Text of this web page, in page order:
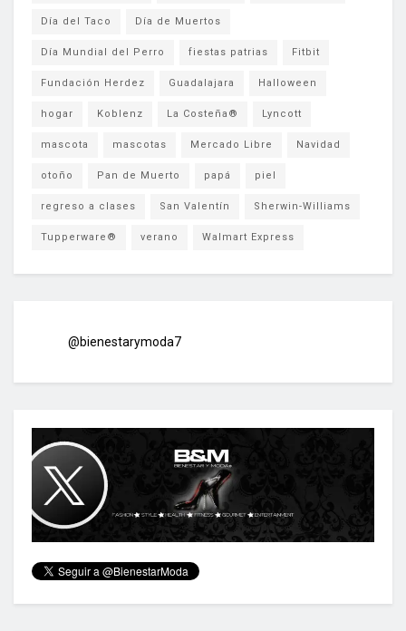
Día del Taco Día de Muertos
Día Mundial del Perro fiestas patrias Fitbit
Fundación Herdez Guadalajara Halloween
hogar Koblenz La Costeña® Lyncott
mascota mascotas Mercado Libre Navidad
otoño Pan de Muerto papá piel
regreso a clases San Valentín Sherwin-Williams
Tupperware® verano Walmart Express
@bienestarymoda7